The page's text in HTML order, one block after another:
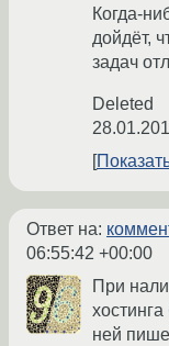
Когда-
дойдёт,
задач
Deleted
Ответ на:
06:55:42 +00:00
При
ней